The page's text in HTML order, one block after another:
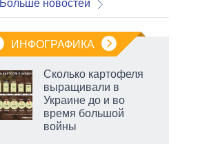
Больше новостей
ИНФОГРАФИКА
Сколько картофеля
выращивали в
Украине до и во
время большой
войны